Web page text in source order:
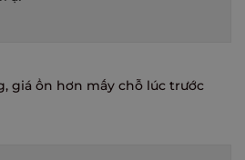
giá ổn hơn mấy chỗ lúc trước